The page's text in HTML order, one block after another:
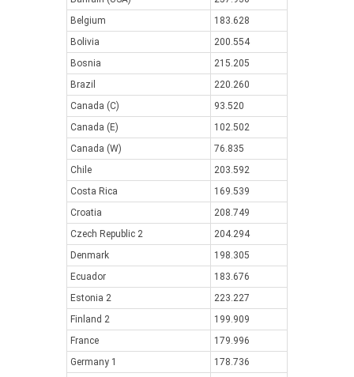
Belgium
183.628
Bolivia
200.554
Bosnia
215.205
Brazil
220.260
Canada (C)
93.520
Canada (E)
102.502
Canada (W)
76.835
Chile
203.592
Costa Rica
169.539
Croatia
208.749
Czech Republic 2
204.294
Denmark
198.305
Ecuador
183.676
Estonia 2
223.227
Finland 2
199.909
France
179.996
Germany 1
178.736